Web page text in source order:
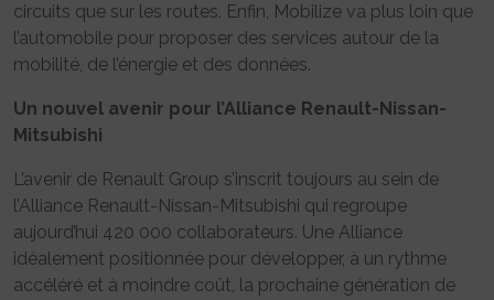
circuits que sur les routes. Enfin, Mobilize va plus loin que
l’automobile pour proposer des services autour de la
mobilité, de l’énergie et des données.
Un nouvel avenir pour l’Alliance Renault-Nissan-
Mitsubishi
L’avenir de Renault Group s’inscrit toujours au sein de
l’Alliance Renault-Nissan-Mitsubishi qui regroupe
aujourd’hui 420 000 collaborateurs. Une Alliance
idéalement positionnée pour développer, à un rythme
accéléré et à moindre coût, la prochaine génération de